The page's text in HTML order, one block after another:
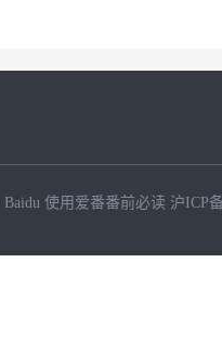
使用爱番番前必读 沪ICP